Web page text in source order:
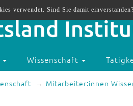
Wissenschaft
Mitarbeiter:innen
verwendet. Sind Sie damit einverstanden?